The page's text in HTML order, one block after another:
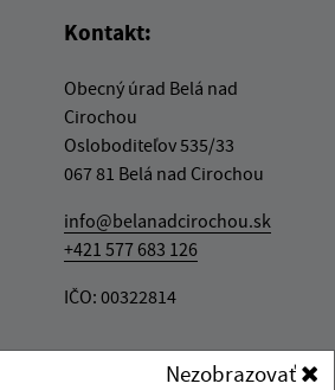
Nezobrazovať
Kontakt:
Obecný úrad Belá nad
Cirochou
Osloboditeľov 535/33
067 81 Belá nad Cirochou
info@belanadcirochou.sk
+421 577 683 126
IČO: 00322814